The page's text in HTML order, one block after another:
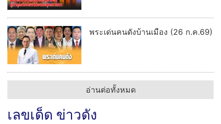
พระเด่นคนดังบ้านเมือง (26 ก.ค.69)
อ่านต่อทั้งหมด
เลขเด็ด ข่าวดัง